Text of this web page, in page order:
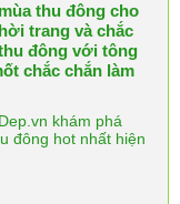
thu đông cho
trang và chắc
đông với tông
chắc chắn làm
khám phá
đông hot nhất hiện